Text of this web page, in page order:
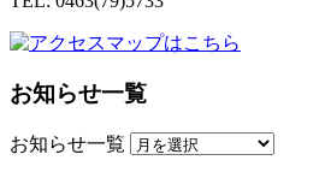
お知らせ一覧
お知らせ一覧